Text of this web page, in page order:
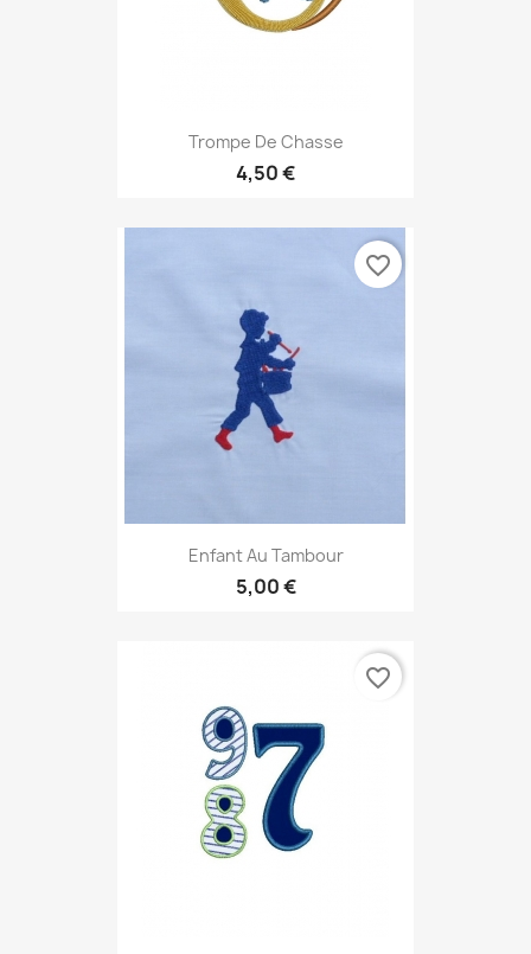
Trompe De Chasse
4,50 €
Enfant Au Tambour
5,00 €
favorite_border
favorite_border